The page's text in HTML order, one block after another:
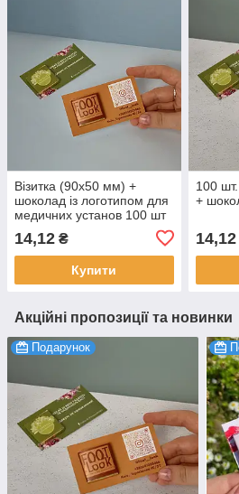
Візитка (90х50 мм) +
шоколад із логотипом для
медичних установ 100 шт
14,12 ₴
Купити
100
+
14,12
Акційні пропозиції та новинки
Подарунок